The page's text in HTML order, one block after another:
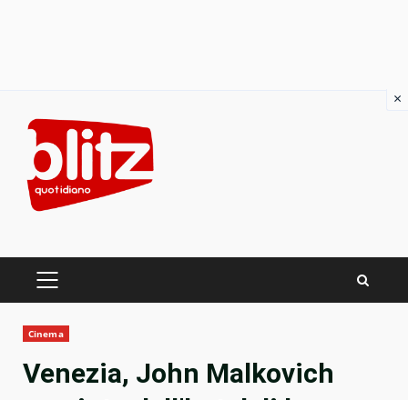
content
PRIMARY
Cinema
Venezia, John Malkovich
×